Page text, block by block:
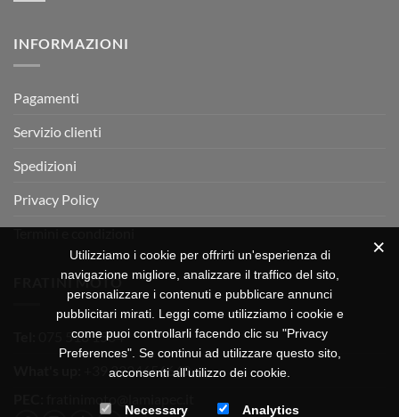
MOTOR
INFORMAZIONI
Pagamenti
Servizio clienti
Spedizioni
Privacy Policy
Termini e condizioni
FRATINI MOTO
075 518 1504
+39 3334656649
Utilizziamo i cookie per offrirti un'esperienza di
navigazione migliore, analizzare il traffico del sito,
personalizzare i contenuti e pubblicare annunci
pubblicitari mirati. Leggi come utilizziamo i cookie e
come puoi controllarli facendo clic su "Privacy
Preferences". Se continui ad utilizzare questo sito,
acconsenti all'utilizzo dei cookie.
Necessary Analytics